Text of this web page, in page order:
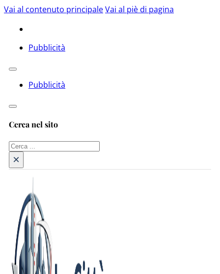
Vai al contenuto principaleVai al piè di pagina
Pubblicità
Pubblicità
Cerca nel sito
Cerca
×